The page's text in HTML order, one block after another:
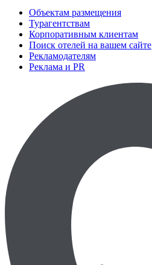
Объектам размещения
Турагентствам
Корпоративным клиентам
Поиск отелей на вашем сайте
Рекламодателям
Реклама и PR